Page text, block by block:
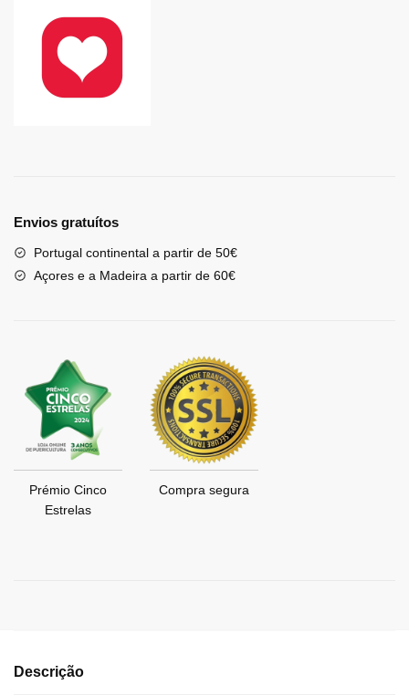
Envios gratuítos
Portugal continental a partir de 50€
Açores e a Madeira a partir de 60€
Prémio Cinco
Estrelas
Compra segura
Descrição